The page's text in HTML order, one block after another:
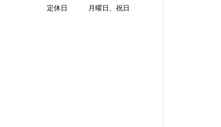
定休日 月曜日、祝日